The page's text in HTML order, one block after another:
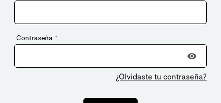
Contraseña *
¿Olvidaste tu contraseña?